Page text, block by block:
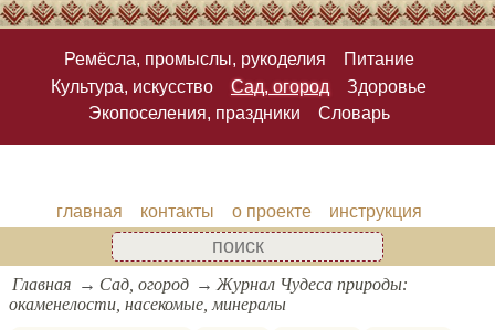
Ремёсла, промыслы, рукоделия
Питание
Культура, искусство
Сад, огород
Здоровье
Экопоселения, праздники
Словарь
главная контакты о проекте инструкция
Главная Сад, огород
Журнал Чудеса природы:
окаменелости, насекомые, минералы